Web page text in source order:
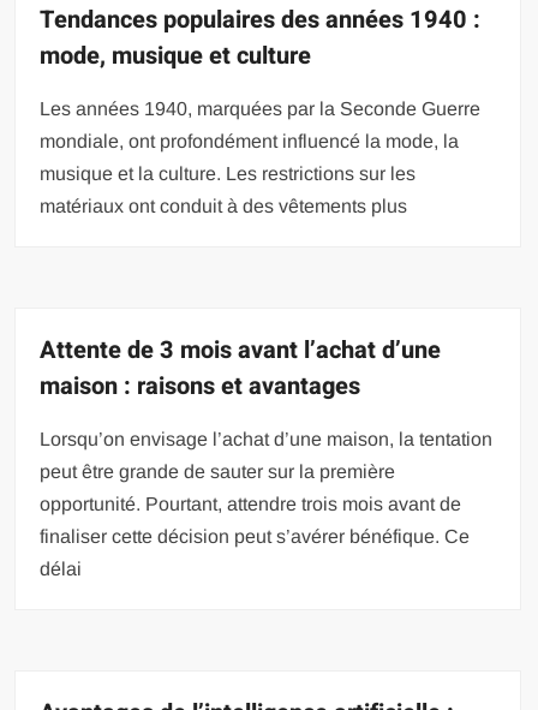
Tendances populaires des années 1940 :
mode, musique et culture
Les années 1940, marquées par la Seconde Guerre
mondiale, ont profondément influencé la mode, la
musique et la culture. Les restrictions sur les
matériaux ont conduit à des vêtements plus
Attente de 3 mois avant l’achat d’une
maison : raisons et avantages
Lorsqu’on envisage l’achat d’une maison, la tentation
peut être grande de sauter sur la première
opportunité. Pourtant, attendre trois mois avant de
finaliser cette décision peut s’avérer bénéfique. Ce
délai